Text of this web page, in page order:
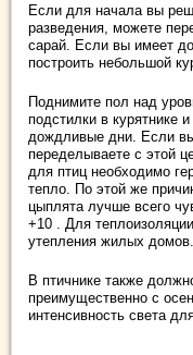
Если для начала вы
разведения, можете
сарай. Если вы имеет
построить небольшой
Поднимите пол над
подстилки в курятнике
дождливые дни. Если
переделываете с этой
для птиц необходимо
тепло. По этой же
цыплята лучше всего
+10 . Для
утепления жилых домов.
В птичнике также
преимущественно с
интенсивность света